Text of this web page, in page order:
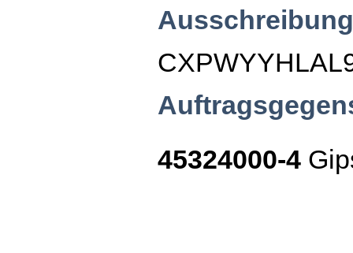
45324000-4